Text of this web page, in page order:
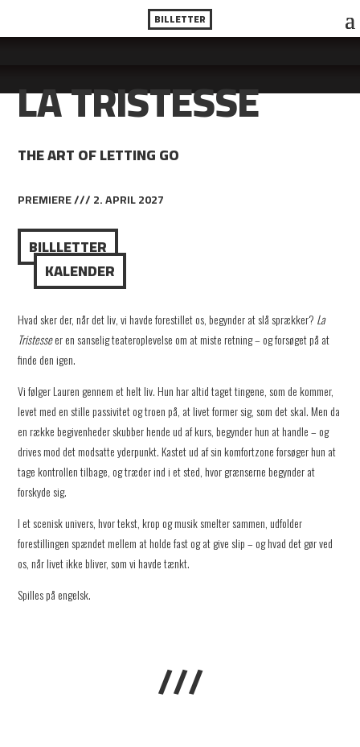
BILLETTER
LA TRISTESSE
THE ART OF LETTING GO
PREMIERE /// 2. APRIL 2027
BILLLETTER
KALENDER
Hvad sker der, når det liv, vi havde forestillet os, begynder at slå sprækker? La
Tristesseer en sanselig teateroplevelse om at miste retning – og forsøget på at
finde den igen.
Vi følger Lauren gennem et helt liv. Hun har altid taget tingene, som de kommer,
levet med en stille passivitet og troen på, at livet former sig, som det skal. Men da
en række begivenheder skubber hende ud af kurs, begynder hun at handle – og
drives mod det modsatte yderpunkt. Kastet ud af sin komfortzone forsøger hun at
tage kontrollen tilbage, og træder ind i et sted, hvor grænserne begynder at
forskyde sig.
I et scenisk univers, hvor tekst, krop og musik smelter sammen, udfolder
forestillingen spændet mellem at holde fast og at give slip – og hvad det gør ved
os, når livet ikke bliver, som vi havde tænkt.
Spilles på engelsk.
///